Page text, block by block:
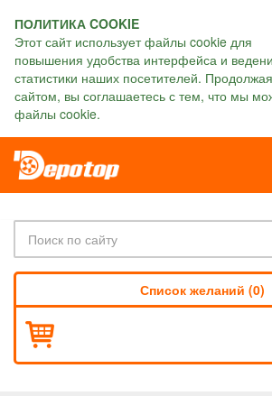
ПОЛИТИКА COOKIE
Этот сайт использует файлы cookie для
повышения удобства интерфейса и
статистики наших посетителей.
сайтом, вы соглашаетесь с тем, что мы
файлы cookie.
Список желаний (0)